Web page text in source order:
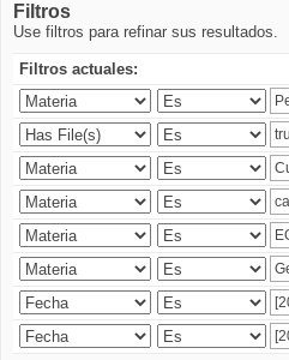
Filtros
Use filtros para refinar sus resultados.
Filtros actuales: